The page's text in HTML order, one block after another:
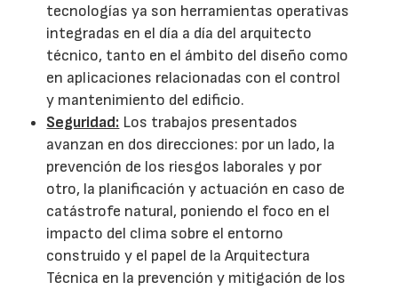
tecnologías ya son herramientas operativas
integradas en el día a día del arquitecto
técnico, tanto en el ámbito del diseño como
en aplicaciones relacionadas con el control
y mantenimiento del edificio.
Seguridad: Los trabajos presentados
avanzan en dos direcciones: por un lado, la
prevención de los riesgos laborales y por
otro, la planificación y actuación en caso de
catástrofe natural, poniendo el foco en el
impacto del clima sobre el entorno
construido y el papel de la Arquitectura
Técnica en la prevención y mitigación de los